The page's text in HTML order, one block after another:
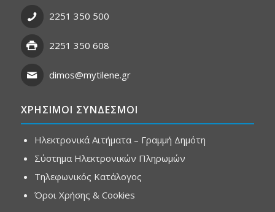
2251 350 500
2251 350 608
dimos@mytilene.gr
ΧΡΗΣΙΜΟΙ ΣΥΝΔΕΣΜΟΙ
Ηλεκτρονικά Αιτήματα – Γραμμή Δημότη
Σύστημα Ηλεκτρονικών Πληρωμών
Τηλεφωνικός Κατάλογος
Όροι Χρήσης & Cookies